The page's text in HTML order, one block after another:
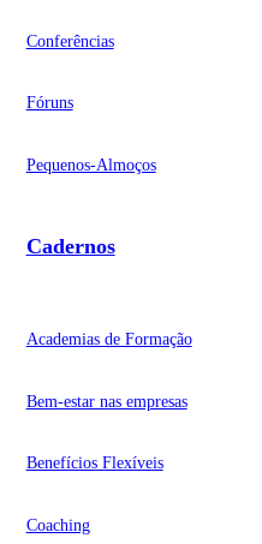
Conferências
Fóruns
Pequenos-Almoços
Cadernos
Academias de Formação
Bem-estar nas empresas
Benefícios Flexíveis
Coaching